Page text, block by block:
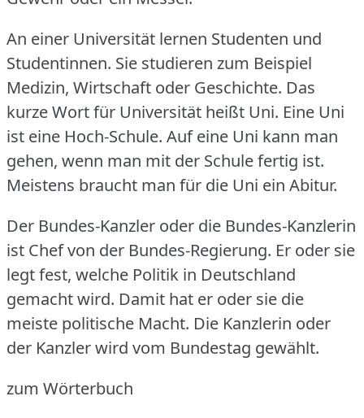
An einer Universität lernen Studenten und
Studentinnen. Sie studieren zum Beispiel
Medizin, Wirtschaft oder Geschichte. Das
kurze Wort für Universität heißt Uni. Eine Uni
ist eine Hoch-Schule. Auf eine Uni kann man
gehen, wenn man mit der Schule fertig ist.
Meistens braucht man für die Uni ein Abitur.
Der Bundes-Kanzler oder die Bundes-Kanzlerin
ist Chef von der Bundes-Regierung. Er oder sie
legt fest, welche Politik in Deutschland
gemacht wird. Damit hat er oder sie die
meiste politische Macht. Die Kanzlerin oder
der Kanzler wird vom Bundestag gewählt.
zum Wörterbuch